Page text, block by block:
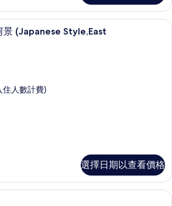
景 (Japanese Style,East
住人數計費)
選擇日期以查看價格